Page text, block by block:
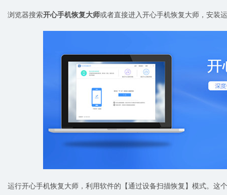
浏览器搜索开心手机恢复大师或者直接进入开心手机恢复大师，安装
运行开心手机恢复大师，利用软件的【通过设备扫描恢复】模式。这